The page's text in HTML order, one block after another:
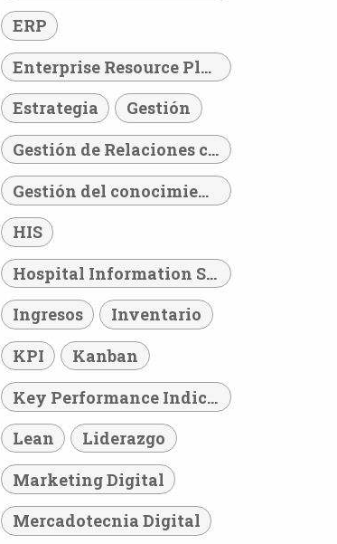
ERP
Enterprise Resource Planning
Estrategia
Gestión
Gestión de Relaciones con los Clientes
Gestión del conocimiento
HIS
Hospital Information System
Ingresos
Inventario
KPI
Kanban
Key Performance Indicator
Lean
Liderazgo
Marketing Digital
Mercadotecnia Digital